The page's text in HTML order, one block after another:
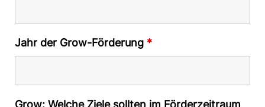
Jahr der Grow-Förderung *